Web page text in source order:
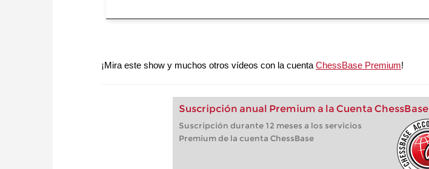
¡Mira este show y muchos otros vídeos con la cuenta ChessBase Premium!
Suscripción anual Premium a la Cuenta ChessBase
Suscripción durante 12 meses a los servicios
Premium de la cuenta ChessBase